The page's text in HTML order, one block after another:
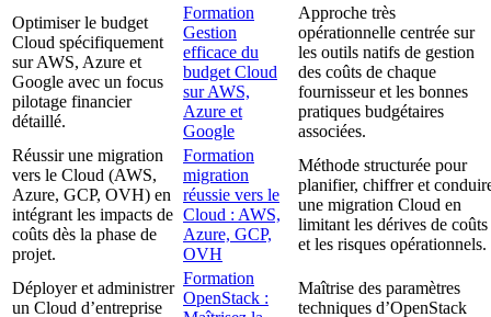
Optimiser le budget
Cloud spécifiquement
sur AWS, Azure et
Google avec un focus
pilotage financier
détaillé.
Formation
Gestion
efficace du
budget Cloud
sur AWS,
Azure et
Google
Approche très
opérationnelle centrée sur
les outils natifs de gestion
des coûts de chaque
fournisseur et les bonnes
pratiques budgétaires
associées.
Réussir une migration
vers le Cloud (AWS,
Azure, GCP, OVH) en
intégrant les impacts de
coûts dès la phase de
projet.
Formation
migration
réussie vers le
Cloud : AWS,
Azure, GCP,
OVH
Méthode structurée pour
planifier, chiffrer et
une migration Cloud en
limitant les dérives de coûts
et les risques opérationnels.
Déployer et administrer
un Cloud d’entreprise
Formation
OpenStack :
Maîtrise des paramètres
techniques d’OpenStack